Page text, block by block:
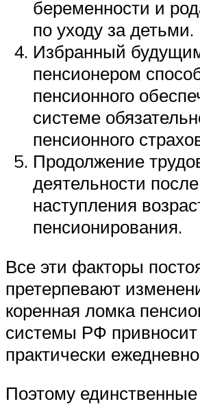
беременности и
по уходу за детьми.
Избранный
пенсионером
пенсионного
системе
пенсионного
Продолжение
деятельности после
наступления
пенсионирования.
Все эти факторы
претерпевают
коренная ломка
системы РФ
практически
Поэтому единственные